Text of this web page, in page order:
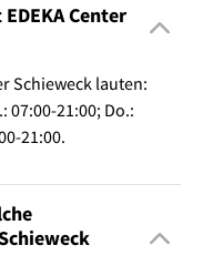
Center
Schieweck lauten:
07:00-21:00; Do.:
21:00.